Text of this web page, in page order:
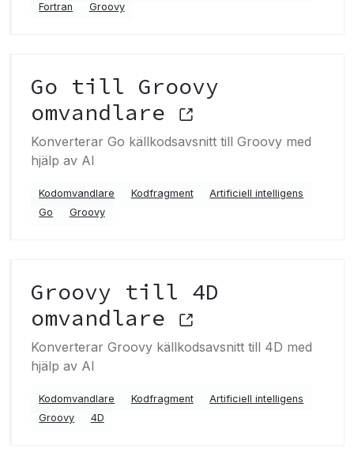
Fortran
Groovy
Go till Groovy
omvandlare
Konverterar Go källkodsavsnitt till Groovy med
hjälp av AI
Kodomvandlare Kodfragment
Artificiell intelligens
Go
Groovy
Groovy till 4D
omvandlare
Konverterar Groovy källkodsavsnitt till 4D med
hjälp av AI
Kodomvandlare Kodfragment
Artificiell intelligens
Groovy
4D